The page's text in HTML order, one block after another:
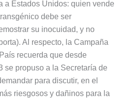
a Estados Unidos: quien vende
debe ser
su inocuidad, y no
Al respecto, la Campaña
recuerda que desde
se propuso a la Secretaría de
para discutir, en el
riesgosos y dañinos para la